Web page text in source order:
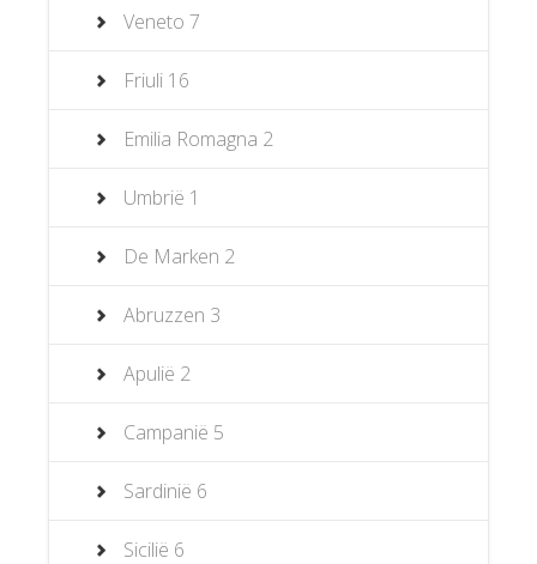
Veneto 7
Friuli 16
Emilia Romagna 2
Umbrië 1
De Marken 2
Abruzzen 3
Apulië 2
Campanië 5
Sardinië 6
Sicilië 6